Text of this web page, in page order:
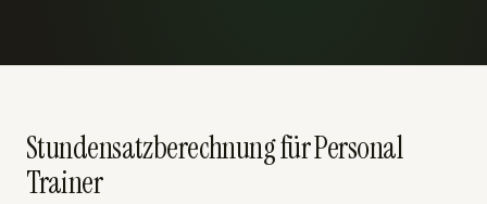
Stundensatzberechnung für Personal
Trainer